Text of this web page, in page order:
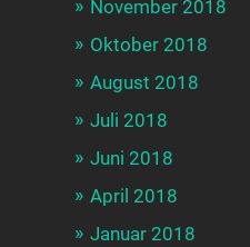
November 2018
Oktober 2018
August 2018
Juli 2018
Juni 2018
April 2018
Januar 2018